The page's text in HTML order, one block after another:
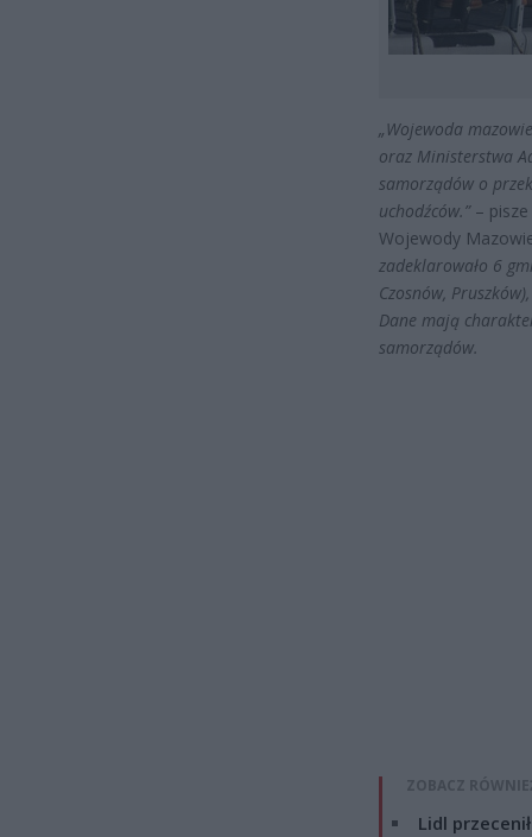
„Wojewoda
oraz Ministerstwa
samorządów o
uchodźców.”– pisze
Wojewody
zadeklarowało 6
Czosnów,
Dane mają
samorządów.
ZOBACZ
Lidl